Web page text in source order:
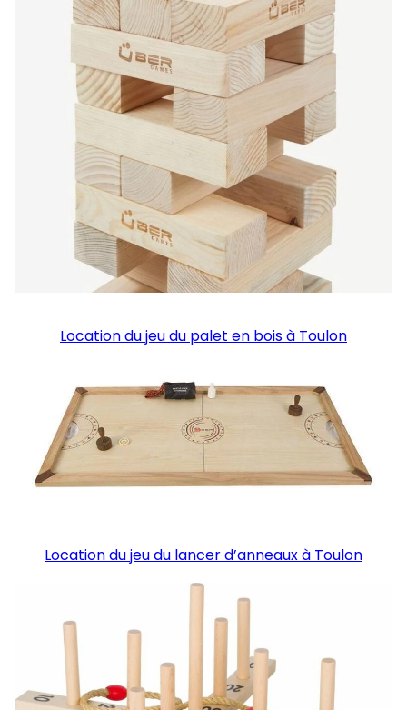
Location du jeu du palet en bois à Toulon
Location du jeu du lancer d’anneaux à Toulon